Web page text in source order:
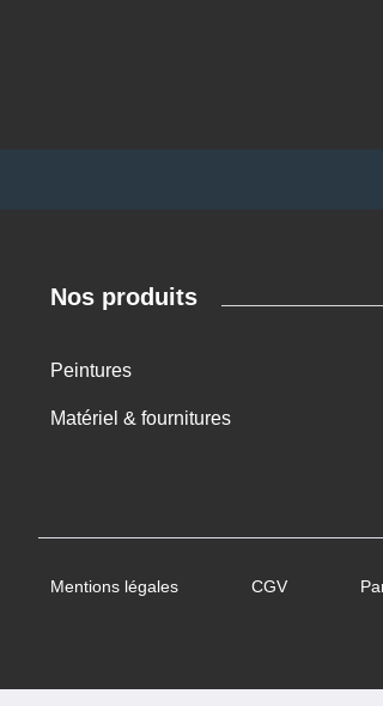
Nos produits
Peintures
Matériel & fournitures
Mentions légales CGV